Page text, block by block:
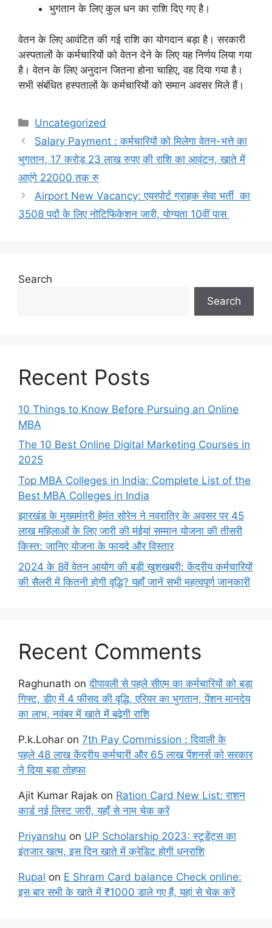
भुगतान के लिए कुल धन का राशि दिए गए है।
वेतन के लिए आवंटित की गई राशि का योगदान बड़ा है। सरकारी
अस्पतालों के कर्मचारियों को वेतन देने के लिए यह निर्णय लिया गया
है। वेतन के लिए अनुदान जितना होना चाहिए, वह दिया गया है।
सभी संबंधित हस्पतालों के कर्मचारियों को समान अवसर मिले हैं।
Categories
Uncategorized
Salary Payment : कर्मचारियों को मिलेगा वेतन-भत्ते का
भुगतान, 17 करोड़ 23 लाख रुपए की राशि का आवंटन, खाते में
आएंगे 22000 तक रु
Airport New Vacancy: एयरपोर्ट ग्राहक सेवा भर्ती का
3508 पदों के लिए नोटिफिकेशन जारी, योग्यता 10वीं पास
Search
Search
Recent Posts
10 Things to Know Before Pursuing an Online
MBA
The 10 Best Online Digital Marketing Courses in
2025
Top MBA Colleges in India: Complete List of the
Best MBA Colleges in India
झारखंड के मुख्यमंत्री हेमंत सोरेन ने नवरात्रि के अवसर पर 45
लाख महिलाओं के लिए जारी की मंईयां सम्मान योजना की तीसरी
किस्त: जानिए योजना के फायदे और विस्तार
2024 के 8वें वेतन आयोग की बड़ी खुशखबरी: केंद्रीय कर्मचारियों
की सैलरी में कितनी होगी वृद्धि? यहाँ जानें सभी महत्वपूर्ण जानकारी
Recent Comments
Raghunath onदीपावली से पहले सीएम का कर्मचारियों को बड़ा
गिफ्ट, डीए में 4 फीसद की वृद्धि, एरियर का भुगतान, पेंशन मानदेय
का लाभ, नवंबर में खाते में बढ़ेगी राशि
P.k.Lohar on 7th Pay Commission : दिवाली के
पहले 48 लाख केंद्रीय कर्मचारी और 65 लाख पेंशनर्स को सरकार
ने दिया बड़ा तोहफा
Ajit Kumar Rajak on Ration Card New List: राशन
कार्ड नई लिस्ट जारी, यहाँ से नाम चेक करें
Priyanshu on UP Scholarship 2023: स्टूडेंट्स का
इंतजार खत्म, इस दिन खाते में क्रेडिट होगी धनराशि
Rupal on E Shram Card balance Check online:
इस बार सभी के खाते में ₹1000 डाले गए हैं, यहां से चेक करें